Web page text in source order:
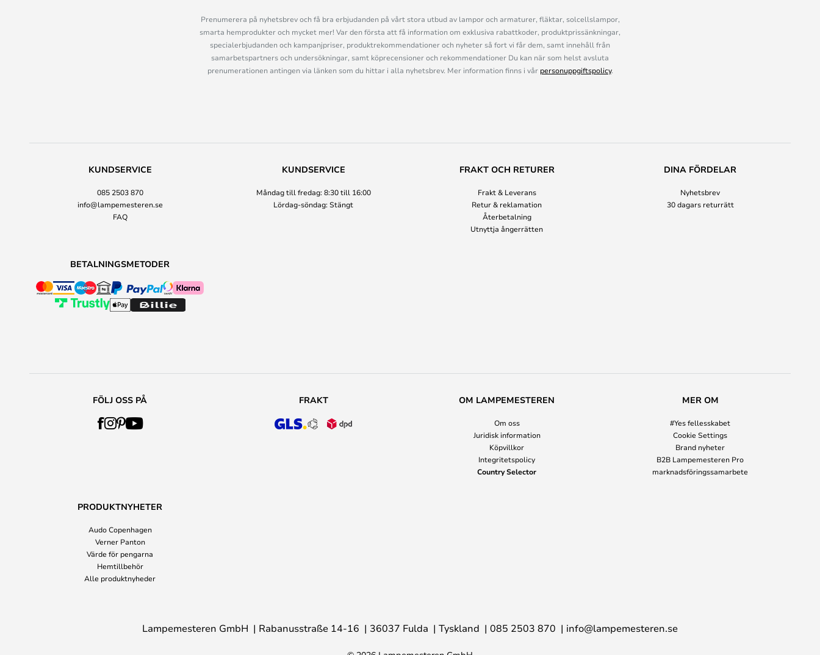
Prenumerera på nyhetsbrev och få bra erbjudanden på vårt stora utbud av lampor och armaturer, fläktar, solcellslampor,
smarta hemprodukter och mycket mer! Var den första att få information om exklusiva rabattkoder, produktprissänkningar,
specialerbjudanden och kampanjpriser, produktrekommendationer och nyheter så fort vi får dem, samt innehåll från
samarbetspartners och undersökningar, samt köprecensioner och rekommendationer Du kan när som helst avsluta
prenumerationen antingen via länken som du hittar i alla nyhetsbrev. Mer information finns i vår personuppgiftspolicy.
KUNDSERVICE
085 2503 870
info@lampemesteren.se
FAQ
KUNDSERVICE
Måndag till fredag: 8:30 till 16:00
Lördag-söndag: Stängt
FRAKT OCH RETURER
Frakt & Leverans
Retur & reklamation
Återbetalning
Utnyttja ångerrätten
DINA FÖRDELAR
Nyhetsbrev
30 dagars returrätt
BETALNINGSMETODER
FÖLJ OSS PÅ FRAKT OM LAMPEMESTEREN
Om oss
Juridisk information
Köpvillkor
Integritetspolicy
Country Selector
MER OM
#Yes fellesskabet
Cookie Settings
Brand nyheter
B2B Lampemesteren Pro
marknadsföringssamarbete
PRODUKTNYHETER
Audo Copenhagen
Verner Panton
Värde för pengarna
Hemtillbehör
Alle produktnyheder
Lampemesteren GmbH Rabanusstraße 14-16 36037 Fulda Tyskland 085 2503 870 info@lampemesteren.se